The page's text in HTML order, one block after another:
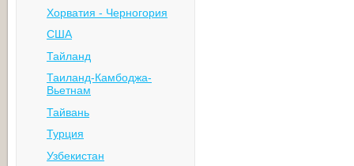
Хорватия - Черногория
США
Тайланд
Таиланд-Камбоджа-
Вьетнам
Тайвань
Турция
Узбекистан